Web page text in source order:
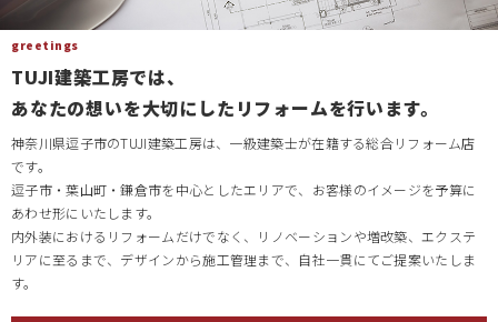
greetings
TUJI建築工房では、
あなたの想いを大切にしたリフォームを行います。
神奈川県逗子市のTUJI建築工房は、一級建築士が在籍する総合リフォーム店
です。
逗子市・葉山町・鎌倉市を中心としたエリアで、お客様のイメージを予算に
あわせ形にいたします。
内外装におけるリフォームだけでなく、リノベーションや増改築、エクステ
リアに至るまで、デザインから施工管理まで、自社一貫にてご提案いたしま
す。